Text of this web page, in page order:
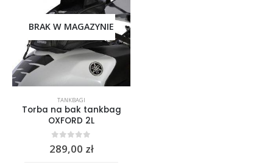
BRAK W MAGAZYNIE
TANKBAGI
Torba na bak tankbag
OXFORD 2L
0out of 5
289,00 zł